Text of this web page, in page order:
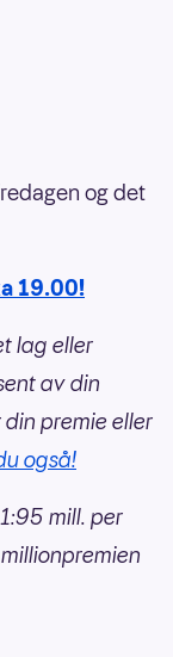
og det
19.00!
lag eller
av din
premie eller
også!
mill. per